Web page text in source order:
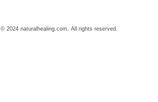
© 2024 naturalhealing.com. All rights reserved.